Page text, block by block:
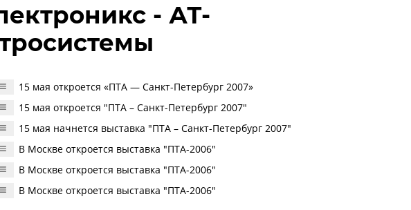
- АТ-
15 мая откроется «ПТА — Санкт-Петербург 2007»
15 мая откроется "ПТА – Санкт-Петербург 2007"
15 мая начнется выставка "ПТА – Санкт-Петербург 2007"
В Москве откроется выставка "ПТА-2006"
В Москве откроется выставка "ПТА-2006"
В Москве откроется выставка "ПТА-2006"